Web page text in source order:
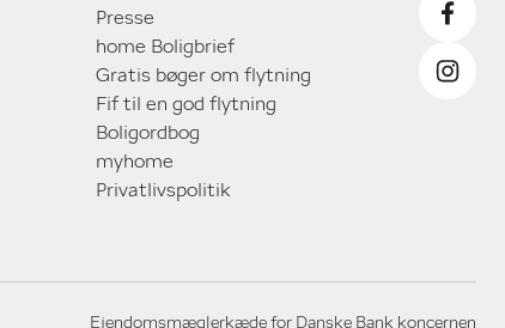
Presse
home Boligbrief
Gratis bøger om flytning
Fif til en god flytning
Boligordbog
myhome
Privatlivspolitik
Ejendomsmæglerkæde for Danske Bank koncernen